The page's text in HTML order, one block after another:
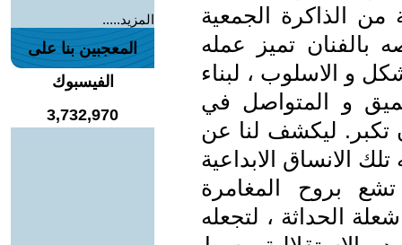
من الذاكرة الجمعية
تميز عمله
و الاسلوب ، لبناء
و المتواصل في
تكبر. ليكشف لنا عن
الانساق الابداعية
تشع بروح المغامرة
الحداثة ، لتجعله
المزيد.....
المعجبين بنا على
الفيسبوك
3,732,970